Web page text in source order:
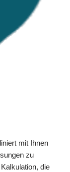
mit Ihnen
zu
die